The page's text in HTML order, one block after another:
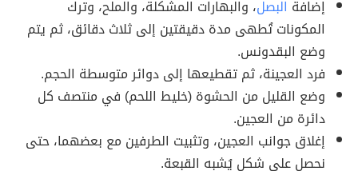
إضافة البصل، والبهارات المشكلة، والملح، وترك
المكونات تُطهى مدة دقيقتين إلى ثلاث دقائق، ثم يتم
وضع البقدونس.
فرد العجينة، ثم تقطيعها إلى دوائر متوسطة الحجم.
وضع القليل من الحشوة (خليط اللحم) في منتصف كل
دائرة من العجين.
إغلاق جوانب العجين، وتثبيت الطرفين مع بعضهما، حتى
نحصل على شكل يُشبه القبعة.